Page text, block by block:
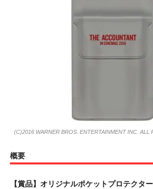
(C)2016 WARNER BROS. ENTERTAINMENT INC. ALL
概要
【賞品】オリジナルポケットプロテクター